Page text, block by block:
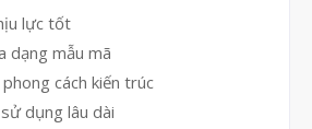
lực tốt
dạng mẫu mã
cách kiến trúc
dụng lâu dài